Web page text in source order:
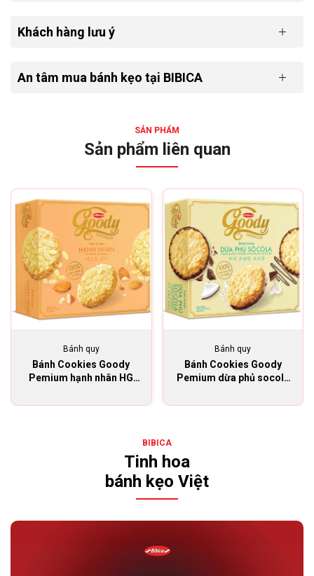
Khách hàng lưu ý
An tâm mua bánh kẹo tại BIBICA
SẢN PHẨM
Sản phẩm liên quan
Bánh quy
Bánh Cookies Goody
Pemium hạnh nhân HG
Bánh quy
Bánh Cookies Goody
Pemium dừa phủ socola
BIBICA
Tinh hoa
bánh kẹo Việt